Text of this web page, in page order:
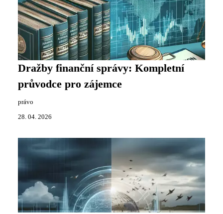
Dražby finanční správy: Kompletní
průvodce pro zájemce
právo
28. 04. 2026